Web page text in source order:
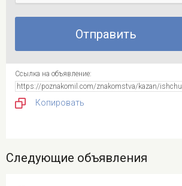
Ссылка на объявление:
Копировать
Следующие объявления